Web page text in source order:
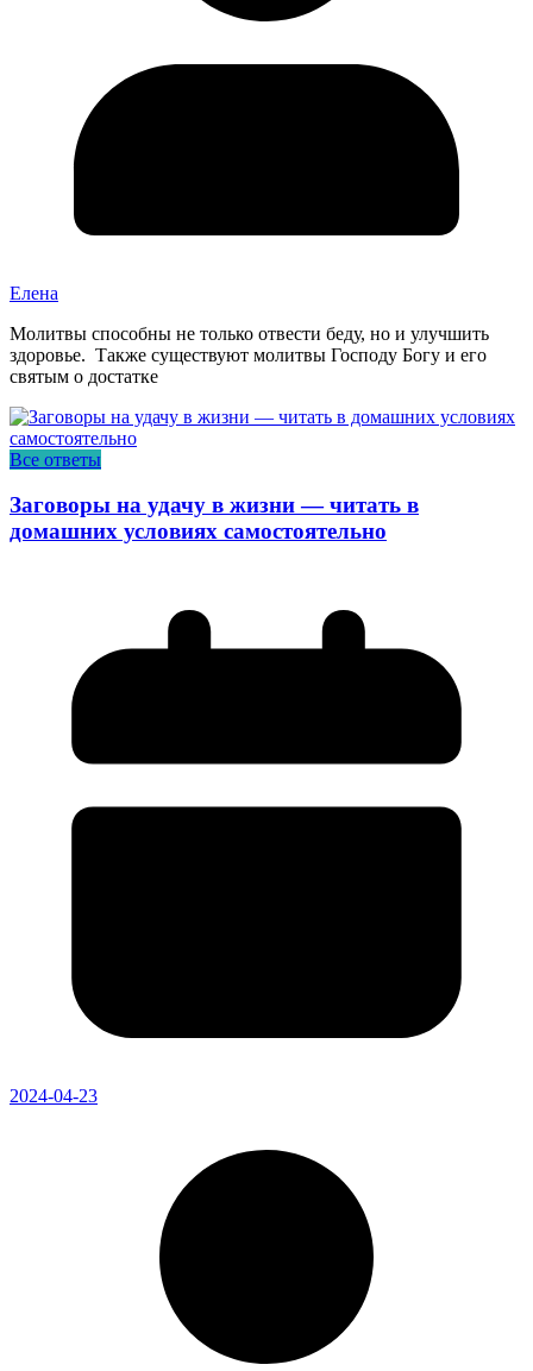
Елена
Молитвы способны не только отвести беду, но и улучшить
здоровье. Также существуют молитвы Господу Богу и его
святым о достатке
Все ответы
Заговоры на удачу в жизни — читать в
домашних условиях самостоятельно
2024-04-23